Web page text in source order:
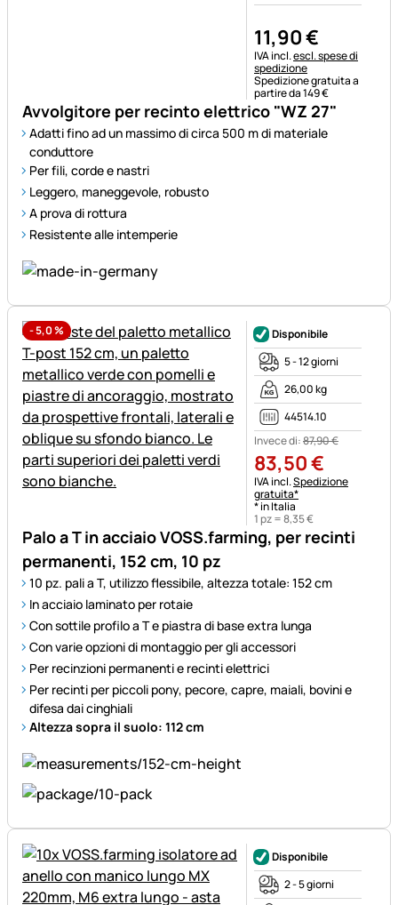
Avvolgitore per recinto elettrico "WZ 27"
Adatti fino ad un massimo di circa 500 m di materiale
conduttore
Per fili, corde e nastri
Leggero, maneggevole, robusto
A prova di rottura
Resistente alle intemperie
11,90€
Informazioni fiscali:
IVA incl.escl. spese di
spedizione
Spedizione gratuita a
partire da 149 €
-5,0%
Palo a T in acciaio VOSS.farming, per recinti
permanenti, 152 cm, 10 pz
10 pz. pali a T, utilizzo flessibile, altezza totale: 152 cm
In acciaio laminato per rotaie
Con sottile profilo a T e piastra di base extra lunga
Con varie opzioni di montaggio per gli accessori
Per recinzioni permanenti e recinti elettrici
Per recinti per piccoli pony, pecore, capre, maiali, bovini e
difesa dai cinghiali
Altezza sopra il suolo: 112 cm
Disponibile
5 - 12 giorni
26,00 kg
44514.10
Invece di:87,90€
83,50€
Informazioni fiscali:
IVA incl.Spedizione
gratuita*
* in Italia
1 pz =8,35€
Disponibile
2 - 5 giorni